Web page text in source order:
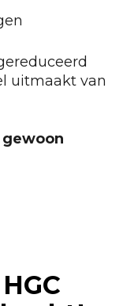
uitmaakt van
gewoon